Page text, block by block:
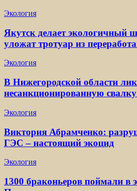
Экология
Якутск делает экологичный
уложат тротуар из
Экология
В Нижегородской области
несанкционированную
Экология
Виктория Абрамченко:
ГЭС – настоящий экоцид
Экология
1300 браконьеров поймали в